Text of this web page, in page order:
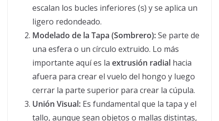
escalan los bucles inferiores (S) y se aplica un
ligero redondeado.
Modelado de la Tapa (Sombrero):Se parte de
una esfera o un círculo extruido. Lo más
importante aquí es la extrusión radial hacia
afuera para crear el vuelo del hongo y luego
cerrar la parte superior para crear la cúpula.
Unión Visual: Es fundamental que la tapa y el
tallo, aunque sean objetos o mallas distintas,